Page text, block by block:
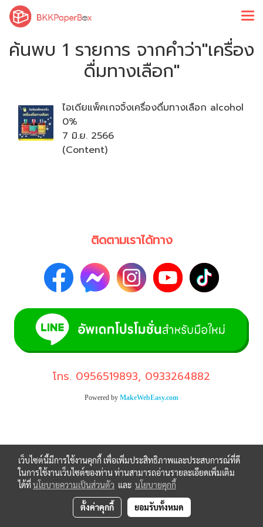
ค้นพบ 1 รายการ จากคำว่า"เครื่อง
ดื่มทางเลือก"
ไอเดียแพ็คเกจจิ้งเครื่องดื่มทางเลือก alcohol
0%
7 มิ.ย. 2566
(Content)
ติดตามเราได้ทาง
โทร. 0956519893, 0933264882
Powered by MakeWebEasy.com
เว็บไซต์นี้มีการใช้งานคุกกี้ เพื่อเพิ่มประสิทธิภาพและประสบการณ์ที่ดี
ในการใช้งานเว็บไซต์ของท่าน ท่านสามารถอ่านรายละเอียดเพิ่มเติม
ได้ที่นโยบายความเป็นส่วนตัว และ นโยบายคุกกี้
ตั้งค่าคุกกี้ ยอมรับทั้งหมด